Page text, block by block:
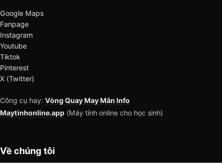
Google Maps
Fanpage
Instagram
Youtube
Tiktok
Pinterest
X (Twitter)
Công cụ hay: Vòng Quay May Mắn Info
Maytinhonline.app (Máy tính online cho học sinh)
Về chúng tôi